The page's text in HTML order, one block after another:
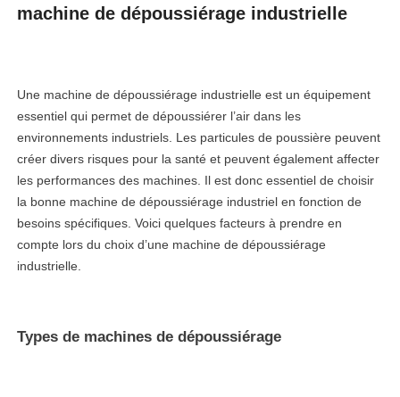
machine de dépoussiérage industrielle
Une machine de dépoussiérage industrielle est un équipement
essentiel qui permet de dépoussiérer l’air dans les
environnements industriels. Les particules de poussière peuvent
créer divers risques pour la santé et peuvent également affecter
les performances des machines. Il est donc essentiel de choisir
la bonne machine de dépoussiérage industriel en fonction de
besoins spécifiques. Voici quelques facteurs à prendre en
compte lors du choix d’une machine de dépoussiérage
industrielle.
Types de machines de dépoussiérage